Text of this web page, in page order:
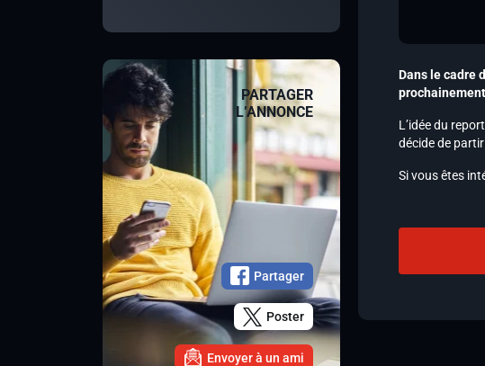
PARTAGER
L’ANNONCE
Partager
Poster
Envoyer à un ami
Dans le cadre
L’idée du
décide de
Si vous êtes